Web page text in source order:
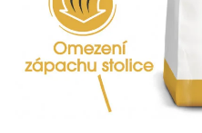
777 319 517 (Po–Pá, 8–15h)
eshop@veterix.cz